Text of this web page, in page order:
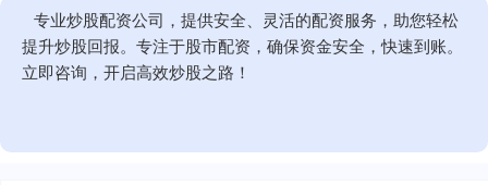
专业炒股配资公司，提供安全、灵活的配资服务，助您轻松
提升炒股回报。专注于股市配资，确保资金安全，快速到账。
立即咨询，开启高效炒股之路！